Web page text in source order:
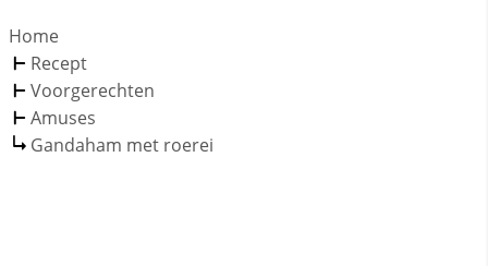
Home
Recept
Voorgerechten
Amuses
Gandaham met roerei